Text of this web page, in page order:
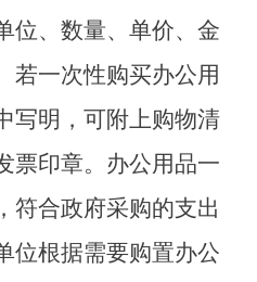
位、数量、单价、金
若一次性购买办公用
写明，可附上购物清
票印章。办公用品一
符合政府采购的支出
位根据需要购置办公